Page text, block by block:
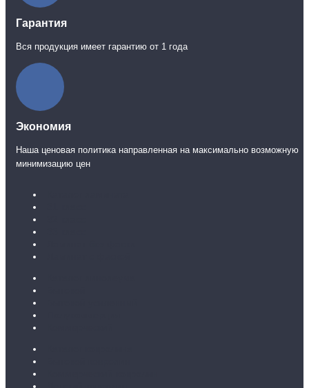
Гарантия
Вся продукция имеет гарантию от 1 года
Экономия
Наша ценовая политика направленная на максимально возможную
минимизацию цен